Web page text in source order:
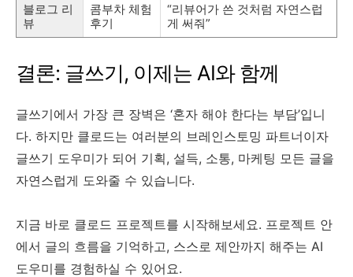
블로그 리
뷰
콤부차 체험
후기
“리뷰어가 쓴 것처럼 자연스럽
게 써줘”
결론: 글쓰기, 이제는 AI와 함께
글쓰기에서 가장 큰 장벽은 ‘혼자 해야 한다는 부담’입니
다. 하지만 클로드는 여러분의 브레인스토밍 파트너이자
글쓰기 도우미가 되어 기획, 설득, 소통, 마케팅 모든 글을
자연스럽게 도와줄 수 있습니다.
지금 바로 클로드 프로젝트를 시작해보세요. 프로젝트 안
에서 글의 흐름을 기억하고, 스스로 제안까지 해주는 AI
도우미를 경험하실 수 있어요.